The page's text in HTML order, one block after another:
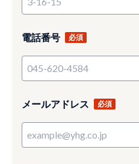
電話番号
メールアドレス